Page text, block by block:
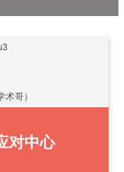
哥）
对中心